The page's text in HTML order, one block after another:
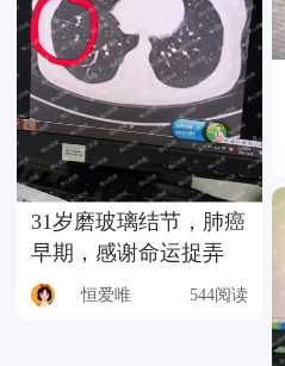
31岁磨玻璃结节，肺癌
早期，感谢命运捉弄
恒爱唯 544阅读